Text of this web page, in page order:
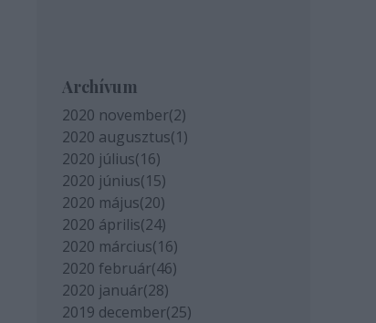
Archívum
2020 november(2)
2020 augusztus(1)
2020 július(16)
2020 június(15)
2020 május(20)
2020 április(24)
2020 március(16)
2020 február(46)
2020 január(28)
2019 december(25)